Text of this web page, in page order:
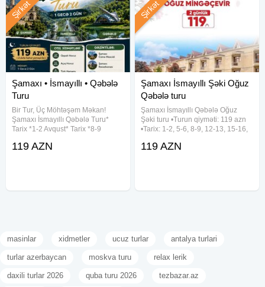
Şamaxı • İsmayıllı • Qəbələ
Turu
Bir Tur, Üç Möhtəşəm Məkan!
Şamaxı İsmayıllı Qəbələ Turu*
Tarix *1-2 Avqust* Tarix *8-9
Müddət: 1 Gecə 2 Gün Turun
Şirkət
119 AZN
Şamaxı İsmayıllı Şəki Oğuz
Qəbələ turu
Şamaxı İsmayıllı Qəbələ Oğuz
Şəki turu •Turun qiyməti: 119 azn
•Tarix: 1-2, 5-6, 8-9, 12-13, 15-16,
✓Qiymətə daxildir: - Komfortlu
Şirkət
119 AZN
masinlar xidmetler ucuz turlar antalya turlari
turlar azerbaycan moskva turu relax lerik
daxili turlar 2026 quba turu 2026 tezbazar.az